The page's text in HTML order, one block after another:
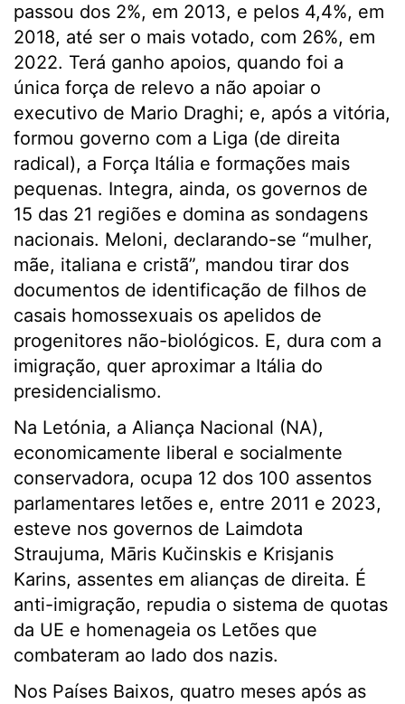
passou dos 2%, em 2013, e pelos 4,4%, em
2018, até ser o mais votado, com 26%, em
2022. Terá ganho apoios, quando foi a
única força de relevo a não apoiar o
executivo de Mario Draghi; e, após a vitória,
formou governo com a Liga (de direita
radical), a Força Itália e formações mais
pequenas. Integra, ainda, os governos de
15 das 21 regiões e domina as sondagens
nacionais. Meloni, declarando-se “mulher,
mãe, italiana e cristã”, mandou tirar dos
documentos de identificação de filhos de
casais homossexuais os apelidos de
progenitores não-biológicos. E, dura com a
imigração, quer aproximar a Itália do
presidencialismo.
Na Letónia, a Aliança Nacional (NA),
economicamente liberal e socialmente
conservadora, ocupa 12 dos 100 assentos
parlamentares letões e, entre 2011 e 2023,
esteve nos governos de Laimdota
Straujuma, Māris Kučinskis e Krisjanis
Karins, assentes em alianças de direita. É
anti-imigração, repudia o sistema de quotas
da UE e homenageia os Letões que
combateram ao lado dos nazis.
Nos Países Baixos, quatro meses após as